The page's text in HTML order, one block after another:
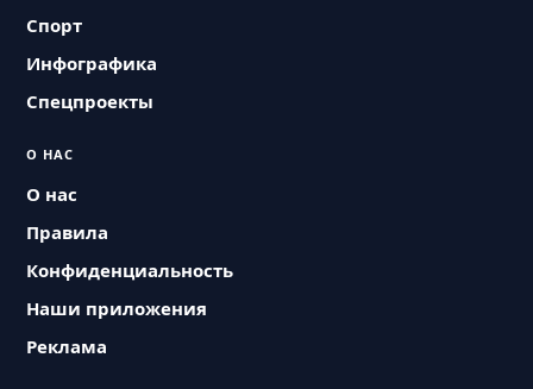
Спорт
Инфографика
Спецпроекты
О НАС
О нас
Правила
Конфиденциальность
Наши приложения
Реклама